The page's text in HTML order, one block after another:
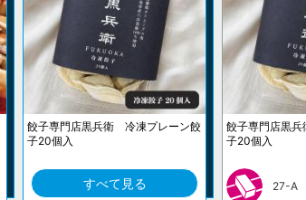
餃子専門店黒兵衛 冷凍プレーン餃
子20個入
すべて見る
餃子専門店黒
子20個入
27-A